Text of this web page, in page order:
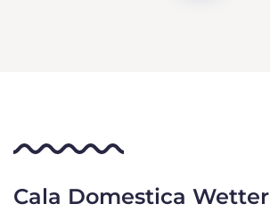
Cala Domestica Wetter